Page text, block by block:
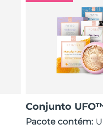
Conjunto
Pacote contém: